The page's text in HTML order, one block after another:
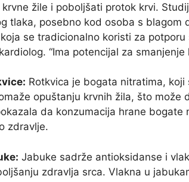
žile i poboljšati protok krvi.
tlaka, posebno kod osoba s blagom
se tradicionalno koristi za
“Ima potencijal za
Rotkvica je bogata nitratima,
opuštanju krvnih žila, što može
da konzumacija hrane
zdravlje.
Jabuke sadrže antioksidanse i
zdravlja srca. Vlakna u